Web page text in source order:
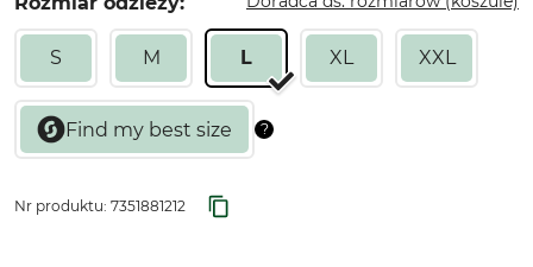
S M L XL XXL
Nr produktu: 7351881212